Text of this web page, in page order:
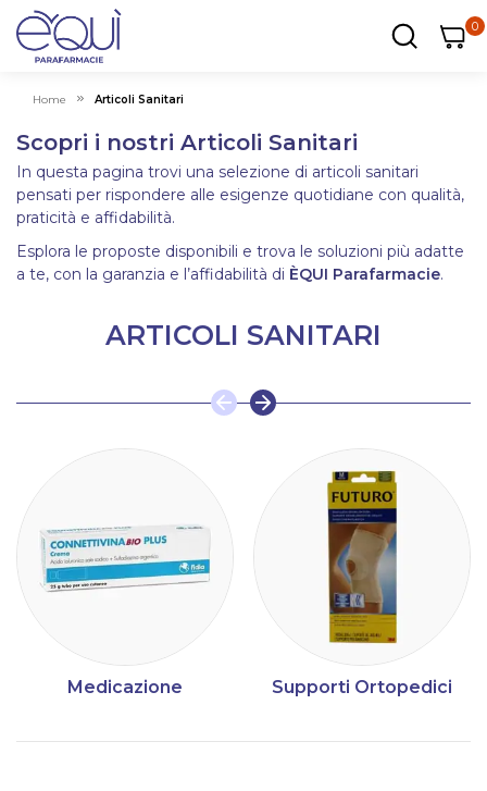
00
Home Articoli Sanitari
Scopri i nostri Articoli Sanitari
In questa pagina trovi una selezione di articoli sanitari
pensati per rispondere alle esigenze quotidiane con qualità,
praticità e affidabilità.
Esplora le proposte disponibili e trova le soluzioni più adatte
a te, con la garanzia e l’affidabilità di ÈQUI Parafarmacie.
ARTICOLI SANITARI
Medicazione Supporti Ortopedici